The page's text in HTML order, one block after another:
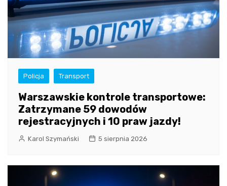
Policja Transport
Warszawskie kontrole transportowe:
Zatrzymane 59 dowodów
rejestracyjnych i 10 praw jazdy!
Karol Szymański 5 sierpnia 2026